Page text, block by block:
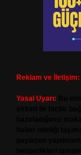
Reklam ve İletişim:
Yasal Uyarı: